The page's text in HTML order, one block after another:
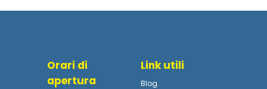
Orari di
apertura
Link utili
Blog